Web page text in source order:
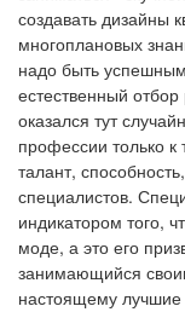
создавать дизайны
многоплановых
надо быть
естественный
оказался тут
профессии только к
талант,
специалистов.
индикатором того,
моде, а это его
занимающийся
настоящему лучшие